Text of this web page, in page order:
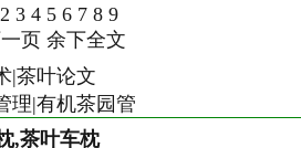
2 3 4 5 6 7 8 9
页 余下全文
|茶叶论文
理|有机茶园管
,茶叶车枕